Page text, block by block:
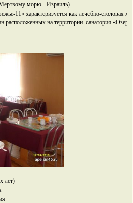
Мертвому морю - Израиль)
11» характеризуется как лечебно-столовая
расположенных на территории санатория
лет)